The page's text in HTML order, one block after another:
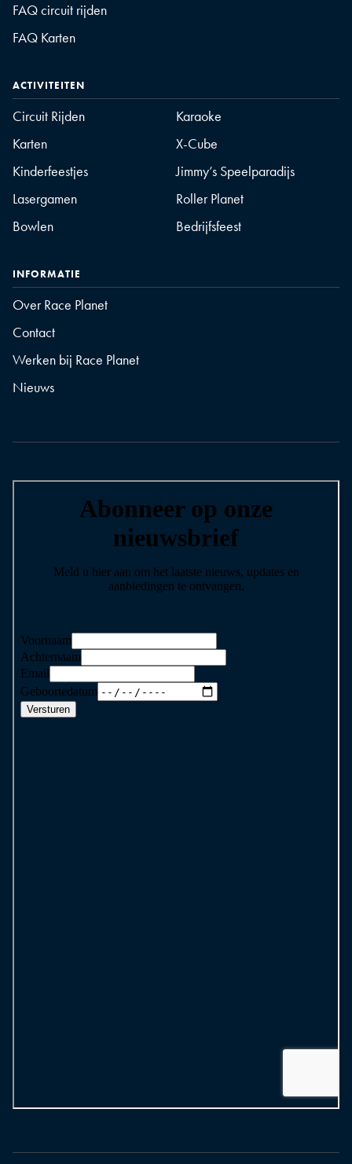
FAQ circuit rijden
FAQ Karten
ACTIVITEITEN
Circuit Rijden
Karaoke
Karten
X-Cube
Kinderfeestjes
Jimmy’s Speelparadijs
Lasergamen
Roller Planet
Bowlen
Bedrijfsfeest
INFORMATIE
Over Race Planet
Contact
Werken bij Race Planet
Nieuws